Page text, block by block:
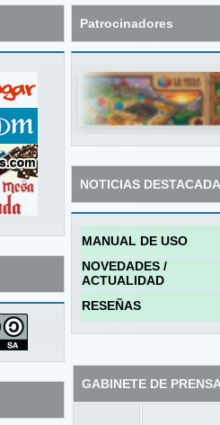
Patrocinadores
NOTICIAS
MANUAL DE USO
NOVEDADES /
ACTUALIDAD
RESEÑAS
GABINETE DE